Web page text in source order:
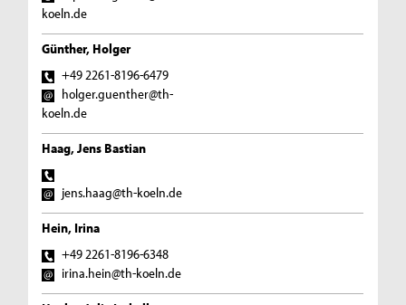
koeln.de
Günther, Holger
+49 2261-8196-6479
holger.guenther@th-
koeln.de
Haag, Jens Bastian
jens.haag@th-koeln.de
Hein, Irina
+49 2261-8196-6348
irina.hein@th-koeln.de